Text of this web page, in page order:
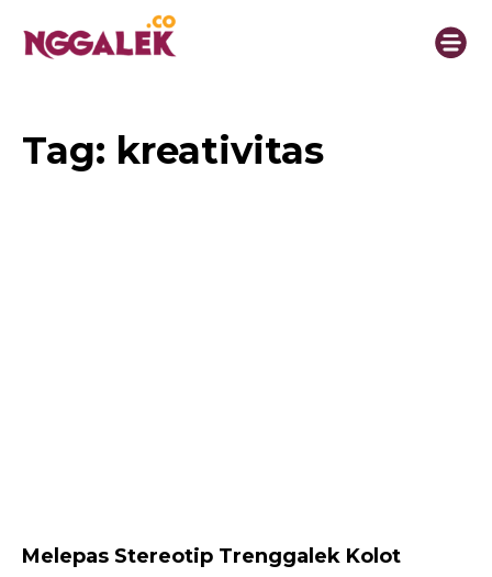
Tag: kreativitas
Melepas Stereotip Trenggalek Kolot